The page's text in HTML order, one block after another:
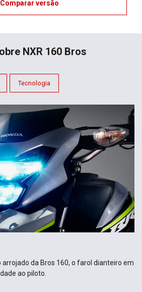
Comparar versão
NXR 160 Bros
Tecnologia
da Bros 160, o farol dianteiro em
ao piloto.